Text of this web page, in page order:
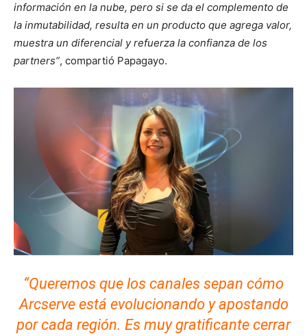
información en la nube, pero si se da el complemento de
la inmutabilidad, resulta en un producto que agrega valor,
muestra un diferencial y refuerza la confianza de los
partners”, compartió Papagayo.
“Queremos que los canales sepan cómo
Arcserve está evolucionando y apostando
por cada región. Es muy gratificante cerrar